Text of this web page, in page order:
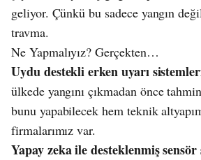
geliyor. Çünkü bu sadece yangın
travma.
Ne Yapmalıyız? Gerçekten…
Uydu destekli erken uyarı
ülkede yangını çıkmadan önce
bunu yapabilecek hem teknik
firmalarımız var.
Yapay zeka ile desteklenmiş